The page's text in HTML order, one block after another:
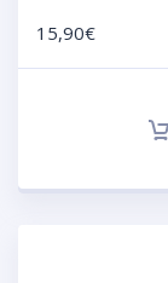
15,90€